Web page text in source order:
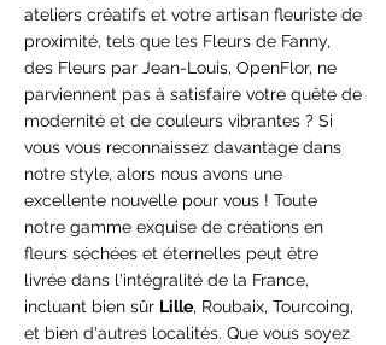
ateliers créatifs et votre artisan fleuriste de
proximité, tels que les Fleurs de Fanny,
des Fleurs par Jean-Louis, OpenFlor, ne
parviennent pas à satisfaire votre quête de
modernité et de couleurs vibrantes ? Si
vous vous reconnaissez davantage dans
notre style, alors nous avons une
excellente nouvelle pour vous ! Toute
notre gamme exquise de créations en
fleurs séchées et éternelles peut être
livrée dans l'intégralité de la France,
incluant bien sûr Lille, Roubaix, Tourcoing,
et bien d'autres localités. Que vous soyez